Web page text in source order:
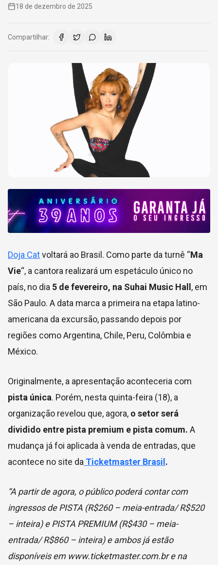
18 de dezembro de 2025
Compartilhar:
Doja Catvoltará ao Brasil. Como parte da turnê “Ma
Vie“, a cantora realizará um espetáculo único no
país, no dia 5 de fevereiro, na Suhai Music Hall , em
São Paulo. A data marca a primeira na etapa latino-
americana da excursão, passando depois por
regiões como Argentina, Chile, Peru, Colômbia e
México.
Originalmente, a apresentação aconteceria com
pista única. Porém, nesta quinta-feira (18), a
organização revelou que, agora, o setor será
dividido entre pista premium e pista comum. A
mudança já foi aplicada à venda de entradas, que
acontece no site da Ticketmaster Brasil .
“A partir de agora, o público poderá contar com
ingressos de PISTA (R$260 – meia-entrada/ R$520
– inteira) e PISTA PREMIUM (R$430 – meia-
entrada/ R$860 – inteira) e ambos já estão
disponíveis em www.ticketmaster.com.br e na